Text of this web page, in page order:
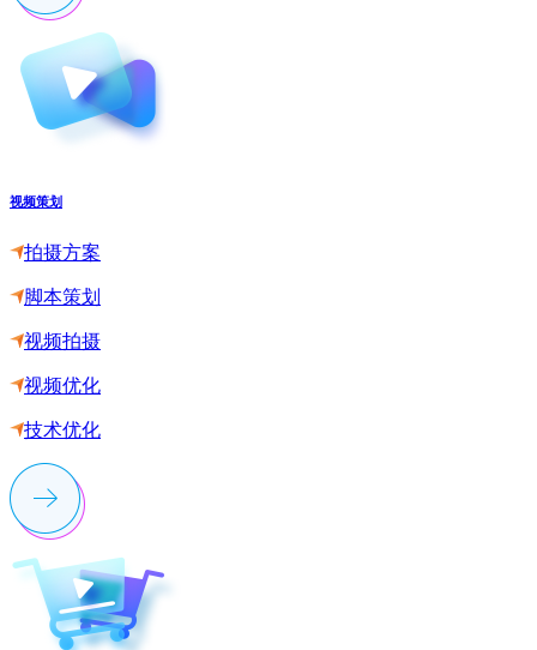
视频策划
拍摄方案
脚本策划
视频拍摄
视频优化
技术优化